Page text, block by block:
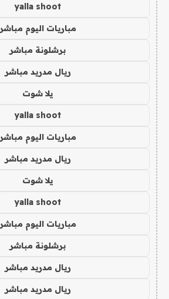
yalla shoot
مباريات اليوم مباشر
برشلونة مباشر
ريال مدريد مباشر
يلا شوت
yalla shoot
مباريات اليوم مباشر
ريال مدريد مباشر
يلا شوت
yalla shoot
مباريات اليوم مباشر
برشلونة مباشر
ريال مدريد مباشر
ريال مدريد مباشر